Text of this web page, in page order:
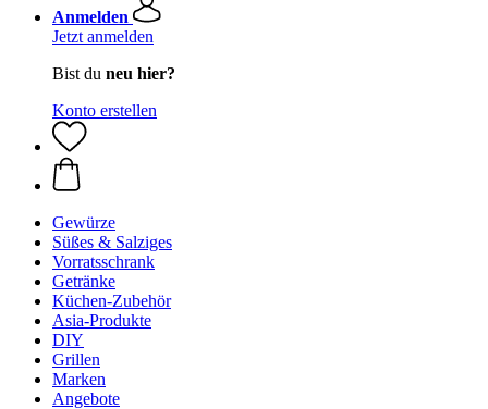
Anmelden
Jetzt anmelden
Bist du neu hier?
Konto erstellen
Gewürze
Süßes & Salziges
Vorratsschrank
Getränke
Küchen-Zubehör
Asia-Produkte
DIY
Grillen
Marken
Angebote